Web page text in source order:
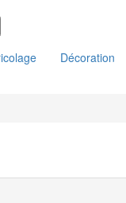
Décoration